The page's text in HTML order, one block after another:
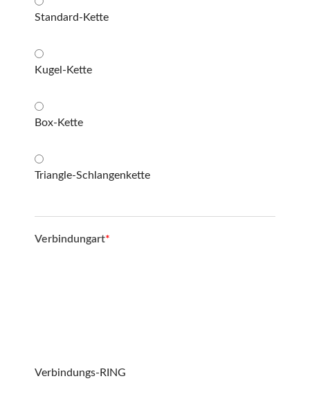
Standard-Kette
Kugel-Kette
Box-Kette
Triangle-Schlangenkette
*
Verbindungart
Verbindungs-RING